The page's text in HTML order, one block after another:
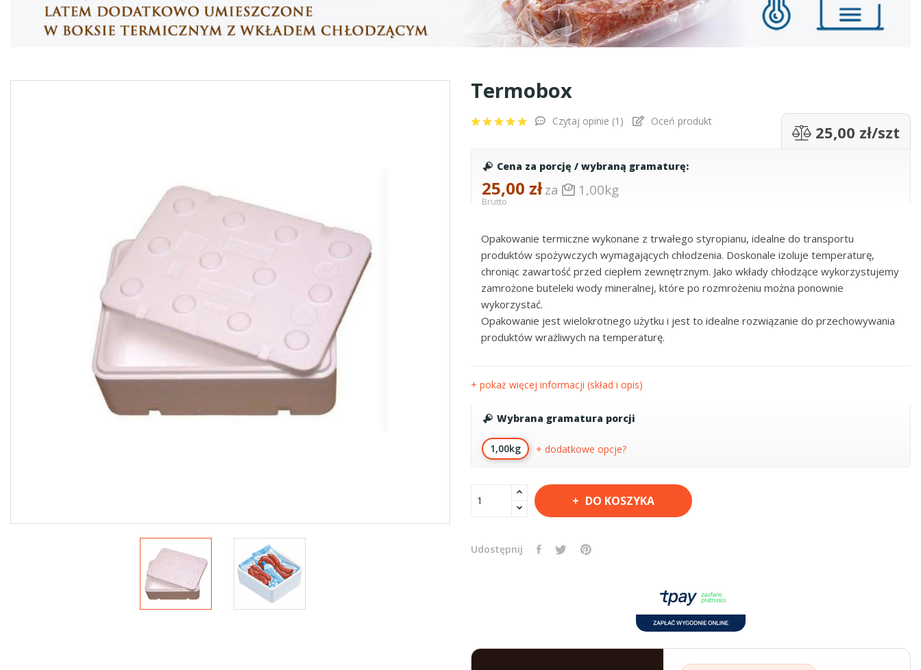
Termobox
Czytaj opinie (1 ) Oceń produkt
25,00 zł/szt
Cena za porcję / wybraną gramaturę:
25,00 złza 1,00kg
Brutto
Opakowanie termiczne wykonane z trwałego styropianu, idealne do transportu
produktów spożywczych wymagających chłodzenia. Doskonale izoluje temperaturę,
chroniąc zawartość przed ciepłem zewnętrznym. Jako wkłady chłodzące wykorzystujemy
zamrożone buteleki wody mineralnej, które po rozmrożeniu można ponownie
wykorzystać.
Opakowanie jest wielokrotnego użytku i jest to idealne rozwiązanie do przechowywania
produktów wrażliwych na temperaturę.
+ pokaż więcej informacji (skład i opis)
Wybrana gramatura porcji
1,00kg + dodatkowe opcje?
DO KOSZYKA
Udostępnij